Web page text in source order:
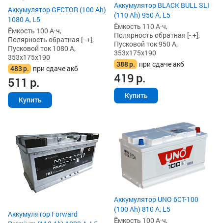
Аккумулятор GECTOR (100 Ah)
1080 А, L5
Ёмкость 100 А·ч,
Полярность обратная [- +],
Пусковой ток 1080 А,
353x175x190
483р. при сдаче акб
511 р.
Купить
Аккумулятор BLACK BULL SLI
(110 Ah) 950 А, L5
Ёмкость 110 А·ч,
Полярность обратная [- +],
Пусковой ток 950 А,
353x175x190
388р. при сдаче акб
419р.
Купить
Аккумулятор Forward
Аккумулятор UNO 6CT-100
(100 Ah) 810 А, L5
Ёмкость 100 А·ч,